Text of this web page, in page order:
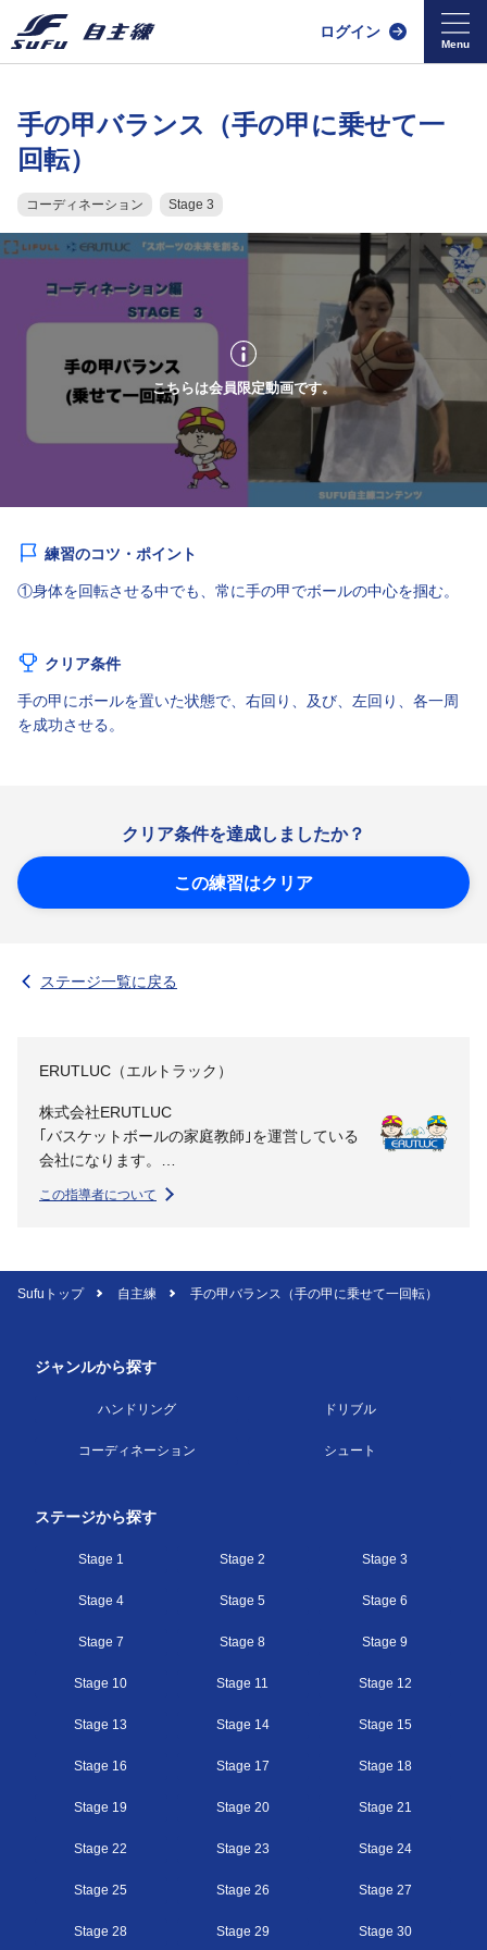
ログイン
手の甲バランス（手の甲に乗せて一
回転）
コーディネーション Stage 3
こちらは会員限定動画です。
練習のコツ・ポイント
①身体を回転させる中でも、常に手の甲でボールの中心を掴む。
クリア条件
手の甲にボールを置いた状態で、右回り、及び、左回り、各一周
を成功させる。
クリア条件を達成しましたか？
この練習はクリア
ステージ一覧に戻る
ERUTLUC（エルトラック）
株式会社ERUTLUC
｢バスケットボールの家庭教師｣を運営している
会社になります。
を目指す環境を提供する
2.チームスポーツだからこそできることで教育
3.世界で最もビジョナリーなコーチチームを作
この指導者について
Sufuトップ 自主練 手の甲バランス（手の甲に乗せて一回転）
ジャンルから探す
ハンドリング ドリブル
コーディネーション シュート
ステージから探す
Stage 1 Stage 2 Stage 3
Stage 4 Stage 5 Stage 6
Stage 7 Stage 8 Stage 9
Stage 10 Stage 11 Stage 12
Stage 13 Stage 14 Stage 15
Stage 16 Stage 17 Stage 18
Stage 19 Stage 20 Stage 21
Stage 22 Stage 23 Stage 24
Stage 25 Stage 26 Stage 27
Stage 28 Stage 29 Stage 30